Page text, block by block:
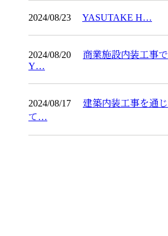
2024/08/23 YASUTAKE H…
2024/08/20
商業施設内装工事で
Y…
2024/08/17
建築内装工事を通じ
て…